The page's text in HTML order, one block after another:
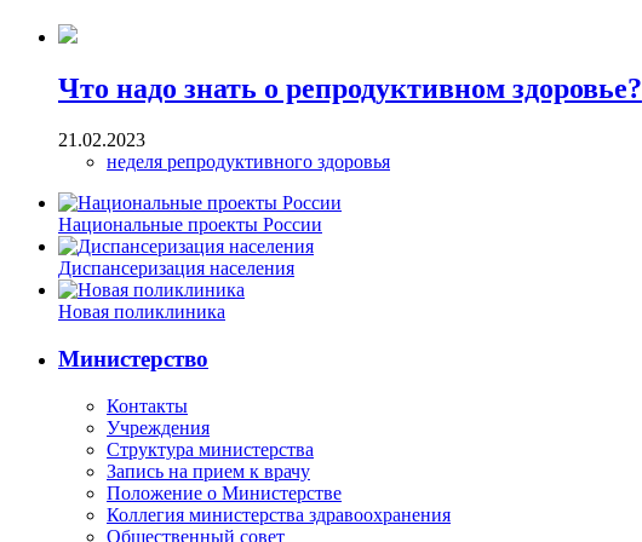
Что надо знать о репродуктивном здоровье?
21.02.2023
неделя репродуктивного здоровья
Национальные проекты России
Диспансеризация населения
Новая поликлиника
Министерство
Контакты
Учреждения
Структура министерства
Запись на прием к врачу
Положение о Министерстве
Коллегия министерства здравоохранения
Общественный совет